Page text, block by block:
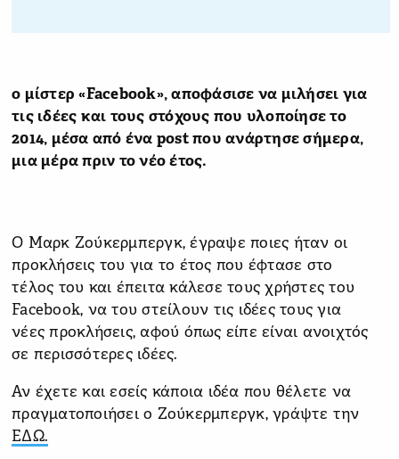
ο μίστερ «Facebook», αποφάσισε να μιλήσει για
τις ιδέες και τους στόχους που υλοποίησε το
2014, μέσα από ένα post που ανάρτησε σήμερα,
μια μέρα πριν το νέο έτος.
Ο Μαρκ Ζούκερμπεργκ, έγραψε ποιες ήταν οι
προκλήσεις του για το έτος που έφτασε στο
τέλος του και έπειτα κάλεσε τους χρήστες του
Facebook, να του στείλουν τις ιδέες τους για
νέες προκλήσεις, αφού όπως είπε είναι ανοιχτός
σε περισσότερες ιδέες.
Αν έχετε και εσείς κάποια ιδέα που θέλετε να
πραγματοποιήσει ο Ζούκερμπεργκ, γράψτε την
ΕΔΩ.